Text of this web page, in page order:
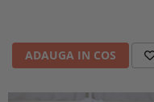
ADAUGA IN COS